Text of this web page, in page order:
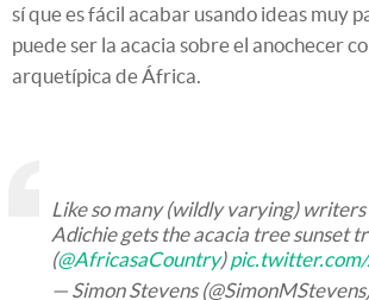
sí que es fácil acabar usando ideas muy
puede ser la acacia sobre el anochecer
arquetípica de África.
Like so many (wildly varying)
Adichie gets the acacia tree sunset
(@AfricasaCountry)
— Simon Stevens